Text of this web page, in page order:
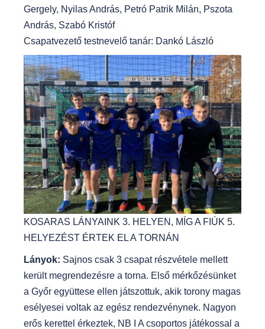
Gergely, Nyilas András, Petró Patrik Milán, Pszota
András, Szabó Kristóf
Csapatvezető testnevelő tanár: Dankó László
KOSARAS LÁNYAINK 3. HELYEN, MÍG A FIÚK 5.
HELYEZÉST ÉRTEK EL A TORNÁN
Lányok: Sajnos csak 3 csapat részvétele mellett
került megrendezésre a torna. Első mérkőzésünket
a Győr együttese ellen játszottuk, akik torony magas
esélyesei voltak az egész rendezvénynek. Nagyon
erős kerettel érkeztek, NB I A csoportos játékossal a